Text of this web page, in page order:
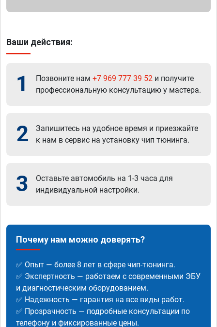
Ваши действия:
1 Позвоните нам +7 969 777 39 52 и получите
профессиональную консультацию у мастера.
2
Запишитесь на удобное время и приезжайте
к нам в сервис на установку чип тюнинга.
3
Оставьте автомобиль на 1-3 часа для
индивидуальной настройки.
Почему нам можно доверять?
✅ Опыт — более 8 лет в сфере чип-тюнинга.
✅ Экспертность — работаем с современными ЭБУ
и диагностическим оборудованием.
✅ Надежность — гарантия на все виды работ.
✅ Прозрачность — подробные консультации по
телефону и фиксированные цены.